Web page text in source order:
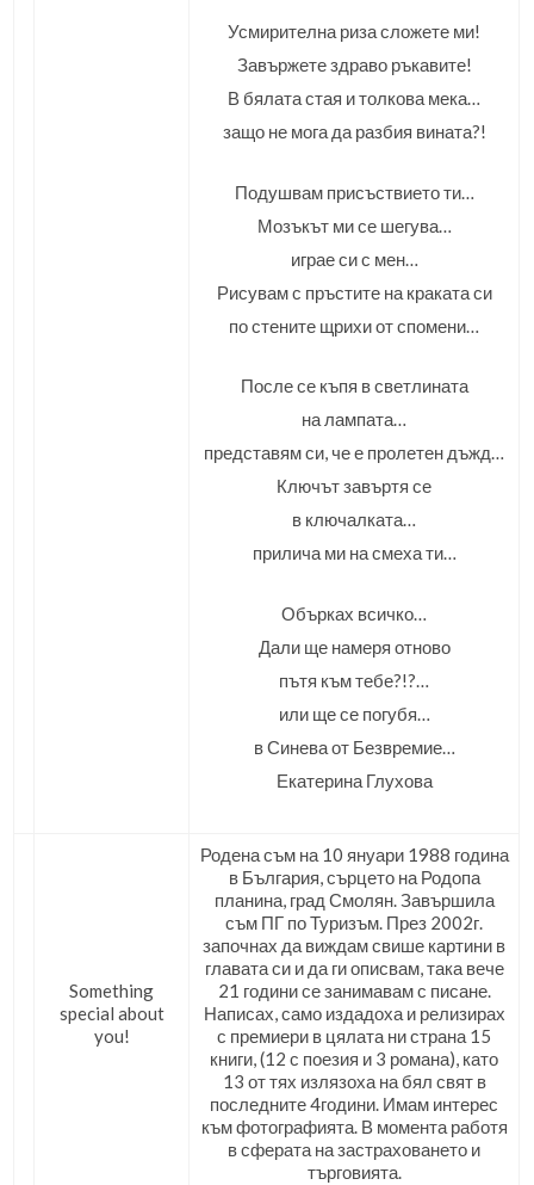
Усмирителна риза сложете ми!
Завържете здраво ръкавите!
В бялата стая и толкова мека…
защо не мога да разбия вината?!
Подушвам присъствието ти…
Мозъкът ми се шегува…
играе си с мен…
Рисувам с пръстите на краката си
по стените щрихи от спомени…
После се къпя в светлината
на лампата…
представям си, че е пролетен дъжд…
Ключът завъртя се
в ключалката…
прилича ми на смеха ти…
Обърках всичко…
Дали ще намеря отново
пътя към тебе?!?…
или ще се погубя…
в Синева от Безвремие…
Екатерина Глухова
Something
special about
you!
Родена съм на 10 януари 1988 година
в България, сърцето на Родопа
планина, град Смолян. Завършила
съм ПГ по Туризъм. През 2002г.
започнах да виждам свише картини в
главата си и да ги описвам, така вече
21 години се занимавам с писане.
Написах, само издадоха и релизирах
с премиери в цялата ни страна 15
книги, (12 с поезия и 3 романа), като
13 от тях излязоха на бял свят в
последните 4години. Имам интерес
към фотографията. В момента работя
в сферата на застраховането и
търговията.